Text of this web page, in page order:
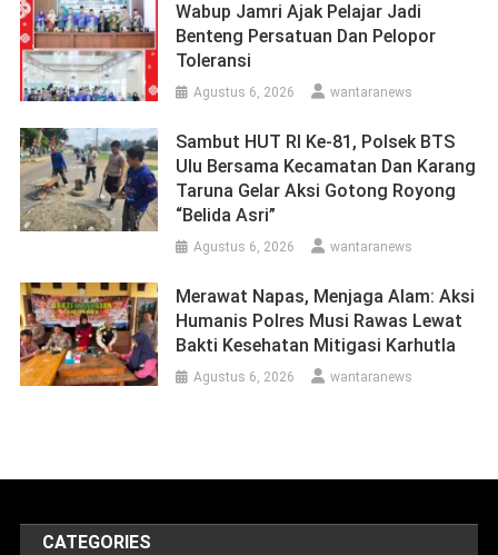
Wabup Jamri Ajak Pelajar Jadi
Benteng Persatuan Dan Pelopor
Toleransi
Agustus 6, 2026 wantaranews
Sambut HUT RI Ke-81, Polsek BTS
Ulu Bersama Kecamatan Dan Karang
Taruna Gelar Aksi Gotong Royong
“Belida Asri”
Agustus 6, 2026 wantaranews
Merawat Napas, Menjaga Alam: Aksi
Humanis Polres Musi Rawas Lewat
Bakti Kesehatan Mitigasi Karhutla
Agustus 6, 2026 wantaranews
CATEGORIES